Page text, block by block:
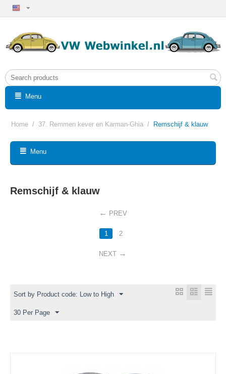
Menu
Home / 37. Remmen kever en Karman-Ghia / Remschijf & klauw
Menu
Remschijf & klauw
PREV
1 2
NEXT
Sort by Product code: Low to High
30 Per Page